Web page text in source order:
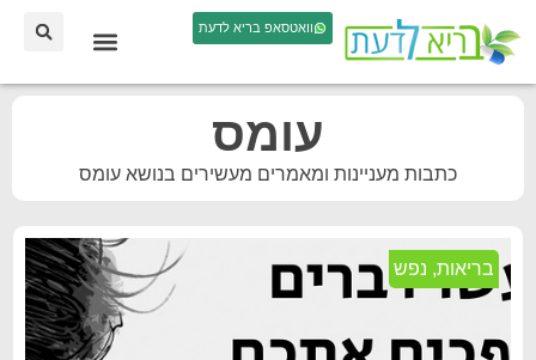
וואטסאפ בריא לדעת
עומס
כתבות מעניינות ומאמרים מעשירים בנושא עומס
בריאות, נפש